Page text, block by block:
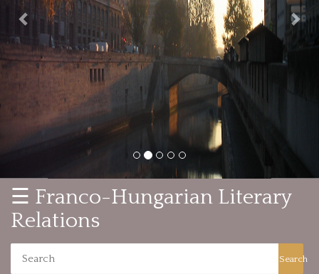
☰ Franco-Hungarian Literary
Relations
Search